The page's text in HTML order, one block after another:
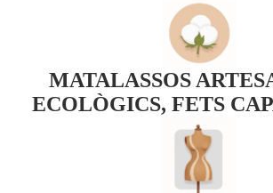
MATALASSOS
ECOLÒGICS, FETS